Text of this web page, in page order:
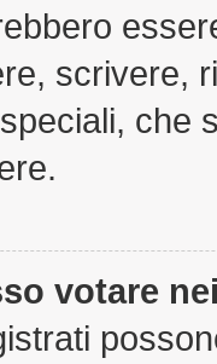
scrivere,
che
votare